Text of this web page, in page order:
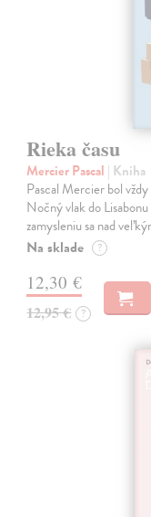
Rieka času
Mercier Pascal | Kniha
Pascal Mercier bol
Nočný vlak do
zamysleniu sa nad
Na sklade ?
12,30 €
12,95 € ?